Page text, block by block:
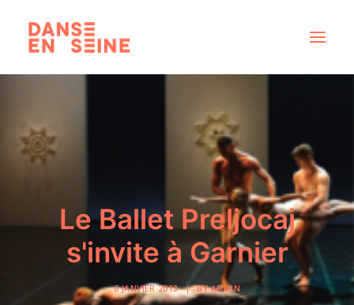
DISPOSITIFS ARTISTIQUES
RECHERCHE
Le Ballet Preljocaj
s'invite à Garnier
6 JANVIER 2013 | BYADMIN